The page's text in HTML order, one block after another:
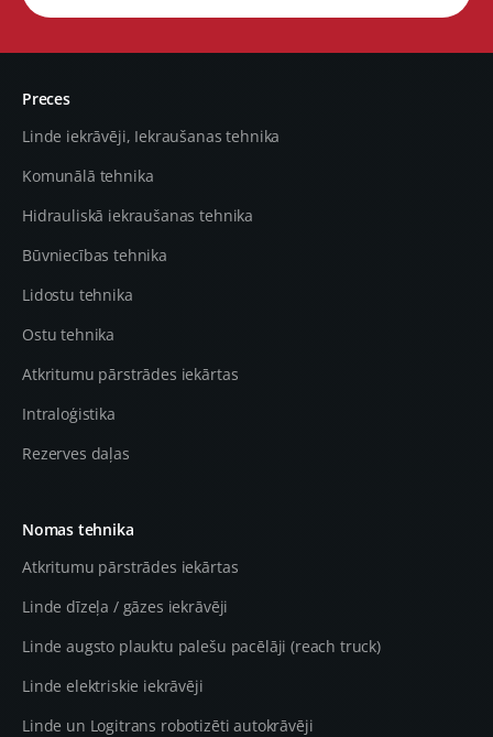
Preces
Linde iekrāvēji, Iekraušanas tehnika
Komunālā tehnika
Hidrauliskā iekraušanas tehnika
Būvniecības tehnika
Lidostu tehnika
Ostu tehnika
Atkritumu pārstrādes iekārtas
Intraloģistika
Rezerves daļas
Nomas tehnika
Atkritumu pārstrādes iekārtas
Linde dīzeļa / gāzes iekrāvēji
Linde augsto plauktu palešu pacēlāji (reach truck)
Linde elektriskie iekrāvēji
Linde un Logitrans robotizēti autokrāvēji